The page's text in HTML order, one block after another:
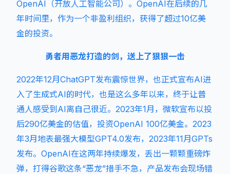
OpenAI（开放人工智能公司）。OpenAI在后续的几
年时间里，作为一个非盈利组织，获得了超过10亿美
金的投资。
勇者用恶龙打造的剑，送上了狠狠一击
2022年12月ChatGPT发布震惊世界，也正式宣布AI进
入了生成式AI的时代，也是这么多年以来，终于让普
通人感受到AI离自己很近。2023年1月，微软宣布以投
后290亿美金的估值，投资OpenAI 100亿美金。2023
年3月地表最强大模型GPT4.0发布，2023年11月GPTs
发布。OpenAI在这两年持续爆发，丢出一颗颗重磅炸
弹，打得谷歌这条“恶龙”措手不急，产品发布会现场错